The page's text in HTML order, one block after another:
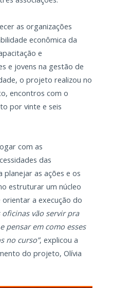
as organizações
econômica da
e
e jovens na gestão de
o projeto realizou no
encontros com o
por vinte e seis
com as
das
planejar as ações e os
estruturar um núcleo
a execução do
oficinas vão servir pra
pensar em como esses
no curso”, explicou a
do projeto, Olívia